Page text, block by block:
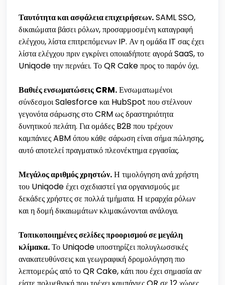
Ταυτότητα και ασφάλεια επιχειρήσεων.SAML SSO,
δικαιώματα βάσει ρόλων, προσαρμοσμένη καταγραφή
ελέγχου, λίστα επιτρεπόμενων IP. Αν η ομάδα IT σας έχει
λίστα ελέγχου πριν εγκρίνει οποιαδήποτε αγορά SaaS, το
Uniqode την περνάει. Το QR Cake προς το παρόν όχι.
Βαθιές ενσωματώσεις CRM.Ενσωματωμένοι
σύνδεσμοι Salesforce και HubSpot που στέλνουν
γεγονότα σάρωσης στο CRM ως δραστηριότητα
δυνητικού πελάτη. Για ομάδες B2B που τρέχουν
καμπάνιες ABM όπου κάθε σάρωση είναι σήμα πώλησης,
αυτό αποτελεί πραγματικό πλεονέκτημα εργασίας.
Μεγάλος αριθμός χρηστών.Η τιμολόγηση ανά χρήστη
του Uniqode έχει σχεδιαστεί για οργανισμούς με
δεκάδες χρήστες σε πολλά τμήματα. Η ιεραρχία ρόλων
και η δομή δικαιωμάτων κλιμακώνονται ανάλογα.
Τοπικοποιημένες σελίδες προορισμού σε μεγάλη
κλίμακα.Το Uniqode υποστηρίζει πολυγλωσσικές
ανακατευθύνσεις και γεωγραφική δρομολόγηση πιο
λεπτομερώς από το QR Cake, κάτι που έχει σημασία αν